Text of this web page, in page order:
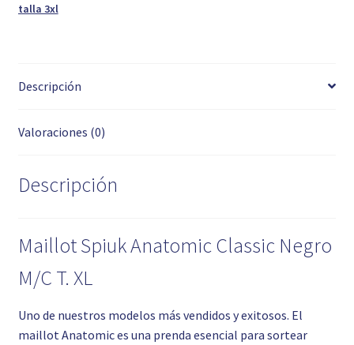
talla 3xl
Descripción
Valoraciones (0)
Descripción
Maillot Spiuk Anatomic Classic Negro
M/C T. XL
Uno de nuestros modelos más vendidos y exitosos. El
maillot Anatomic es una prenda esencial para sortear